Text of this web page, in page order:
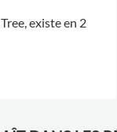
existe en 2